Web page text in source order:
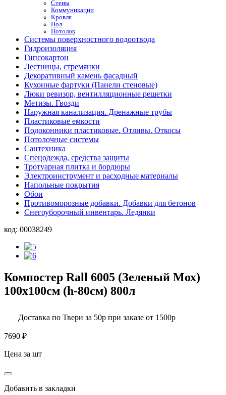
Стены
Коммуникации
Кровля
Пол
Потолок
Системы поверхностного водоотвода
Гидроизоляция
Гипсокартон
Лестницы, стремянки
Декоративный камень фасадный
Кухонные фартуки (Панели стеновые)
Люки ревизор, вентилляционные решетки
Метизы. Гвозди
Наружная канализация. Дренажные трубы
Пластиковые емкости
Подоконники пластиковые. Отливы. Откосы
Потолочные системы
Сантехника
Спецодежда, средства защиты
Тротуарная плитка и бордюры
Электроинструмент и расходные материалы
Напольные покрытия
Обои
Противоморозные добавки. Добавки для бетонов
Снегоуборочный инвентарь. Ледянки
код: 00038249
Компостер Rall 6005 (Зеленый Мох)
100х100см (h-80см) 800л
Доставка по Твери за 50р при заказе от 1500р
7690 ₽
Цена за шт
Добавить в закладки